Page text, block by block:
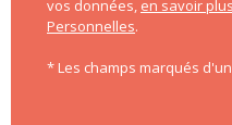
vos données, en savoir
Personnelles.
* Les champs marqués